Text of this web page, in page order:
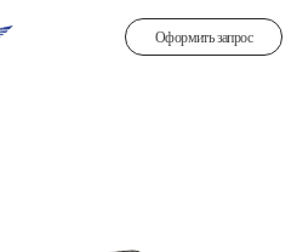
Оформить запрос